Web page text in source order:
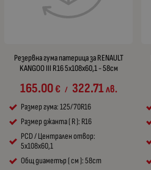
Резервна гума патерица за RENAULT
KANGOO III R16 5x108x60,1 - 58см
165.00€ / 322.71лв.
Размер гума: 125/70R16
Размер джанта ( R ): R16
PCD / Централен отвор:
5x108x60,1
Общ диаметър ( см ): 58cm